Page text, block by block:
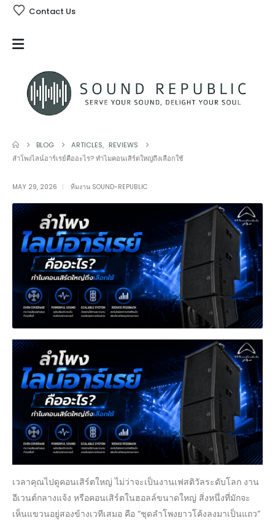
Contact Us
BLOG ARTICLES, REVIEWS
ลำโพงไลน์อาร์เรย์คืออะไร? ทำไมคอนเสิร์ตใหญ่ถึงเลือกใช้
MAY 29, 2026 ทีมงาน SOUND-REPUBLIC
เวลาคุณไปดูคอนเสิร์ตใหญ่ ไม่ว่าจะเป็นงานเฟสติวัลระดับโลก งาน
อีเวนต์กลางแจ้ง หรือคอนเสิร์ตในฮอลล์ขนาดใหญ่ สิ่งหนึ่งที่มักจะ
เห็นแขวนอยู่สองข้างเวทีเสมอ คือ “ชุดลำโพงยาวโค้งลงมาเป็นแถว”